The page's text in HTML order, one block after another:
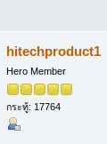
hitechproduct1
Hero Member
กระทู้: 17764